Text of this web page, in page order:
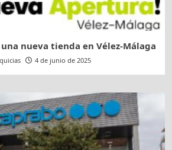
nueva tienda en Vélez-Málaga
4 de junio de 2025